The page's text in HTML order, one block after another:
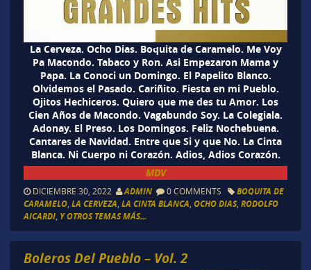
La Cerveza. Ocho Dias. Boquita de Caramelo. Me Voy
Pa Macondo. Tabaco y Ron. Asi Empezaron Mama y
Papa. La Conoci un Domingo. El Papelito Blanco.
Olvidemos el Pasado. Cariñito. Fiesta en mi Pueblo.
Ojitos Hechiceros. Quiero que me des tu Amor. Los
Cien Años de Macondo. Vagabundo Soy. La Colegiala.
Adonay. El Preso. Los Domingos. Feliz Nochebuena.
Cantares de Navidad. Entre que Si y que No. La Cinta
Blanca. Ni Cuerpo ni Corazón. Adios, Adios Corazón.
MDV
DICIEMBRE 30, 2022 ADMIN 0 COMMENTS
BOQUITA DE
CARAMELO, LA CERVEZA LA CINTA BLANCA OCHO DIAS, RODOLFO
AICARDI, Y OTROS TEMAS MÁS...
Boleros Del Pueblo – Vol. 2